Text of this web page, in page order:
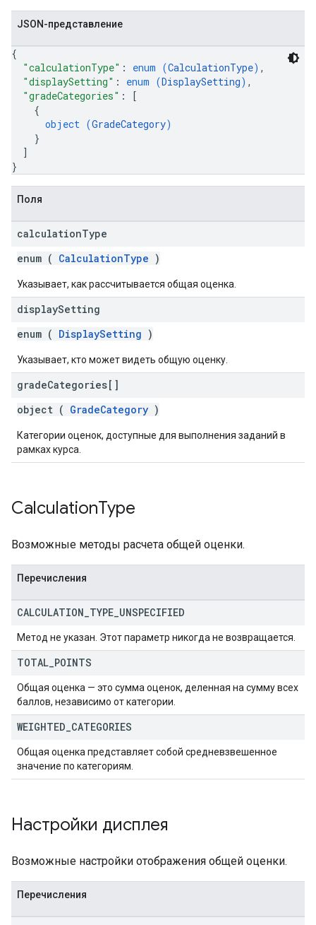
JSON-представление
{
"calculationType" : enum (CalculationType) ,
"displaySetting" : enum (DisplaySetting) ,
"gradeCategories" :
[
{
object (GradeCategory)
}
]
}
Поля
calculationType
enum ( CalculationType )
Указывает, как рассчитывается общая оценка.
displaySetting
enum ( DisplaySetting )
Указывает, кто может видеть общую оценку.
gradeCategories[]
object ( GradeCategory )
Категории оценок, доступные для выполнения заданий в
рамках курса.
CalculationType
Возможные методы расчета общей оценки.
Перечисления
CALCULATION TYPE UNSPECIFIED
Метод не указан. Этот параметр никогда не возвращается.
TOTAL POINTS
Общая оценка — это сумма оценок, деленная на сумму всех
баллов, независимо от категории.
WEIGHTED CATEGORIES
Общая оценка представляет собой средневзвешенное
значение по категориям.
Настройки дисплея
Возможные настройки отображения общей оценки.
Перечисления